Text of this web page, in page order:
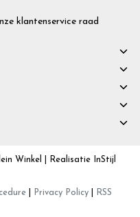
klantenservice raad
Winkel | Realisatie InStijl
Privacy Policy
RSS